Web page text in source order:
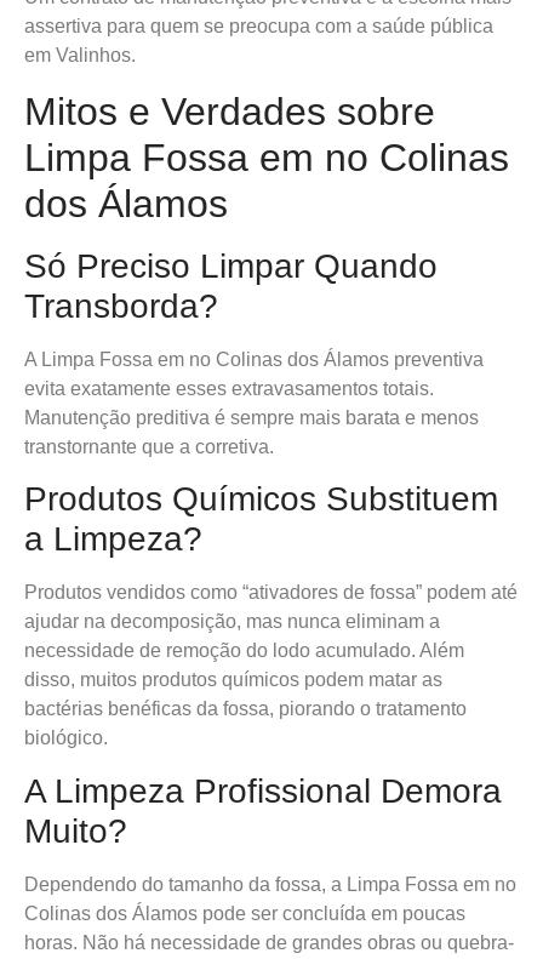
assertiva para quem se preocupa com a saúde pública
em Valinhos.
Mitos e Verdades sobre
Limpa Fossa em no Colinas
dos Álamos
Só Preciso Limpar Quando
Transborda?
A Limpa Fossa em no Colinas dos Álamos preventiva
evita exatamente esses extravasamentos totais.
Manutenção preditiva é sempre mais barata e menos
transtornante que a corretiva.
Produtos Químicos Substituem
a Limpeza?
Produtos vendidos como “ativadores de fossa” podem até
ajudar na decomposição, mas nunca eliminam a
necessidade de remoção do lodo acumulado. Além
disso, muitos produtos químicos podem matar as
bactérias benéficas da fossa, piorando o tratamento
biológico.
A Limpeza Profissional Demora
Muito?
Dependendo do tamanho da fossa, a Limpa Fossa em no
Colinas dos Álamos pode ser concluída em poucas
horas. Não há necessidade de grandes obras ou quebra-